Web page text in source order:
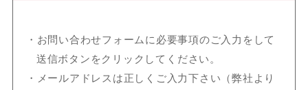
お問い合わせフォームに必要事項のご入力をして
送信ボタンをクリックしてください。
メールアドレスは正しくご入力下さい（弊社より